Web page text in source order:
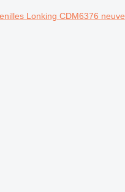
Lonking CDM6376 neuve